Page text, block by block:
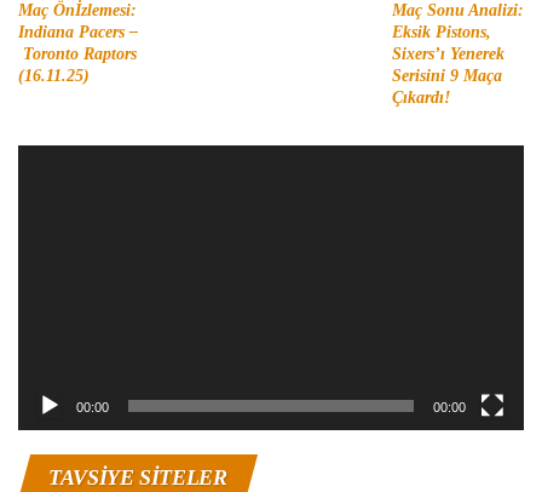
Maç Önİzlemesi:
Indiana Pacers –
Toronto Raptors
(16.11.25)
Maç Sonu Analizi:
Eksik Pistons,
Sixers’ı Yenerek
Serisini 9 Maça
Çıkardı!
00:00 00:00
TAVSIYE SITELER